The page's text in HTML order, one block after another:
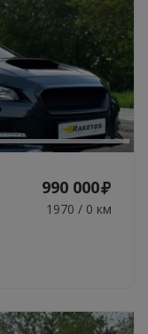
990 000
1970 / 0 км